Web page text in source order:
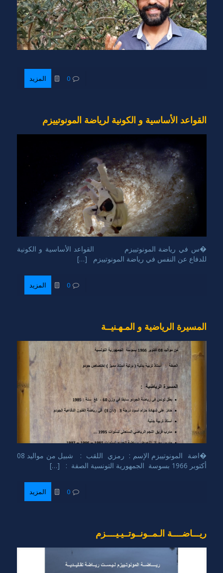
0 المزيد
القواعد الأساسية و الكونية لرياضة المونوتييزم
�س في رياضة المونوتييزم القواعد الأساسية و الكونية
للدفاع عن النفس في رياضة المونوتييزم […]
0 المزيد
المسيرة الرياضية و المـهـنيــة
�اضة المونوتييزم الإسم : رمزي اللقب : شبيل من مواليد 08
أكتوبر 1966 بسوسة الجمهورية التونسية الصفة : […]
0 المزيد
ريـــاضــــة الـمــونــوتــيـيــــزم